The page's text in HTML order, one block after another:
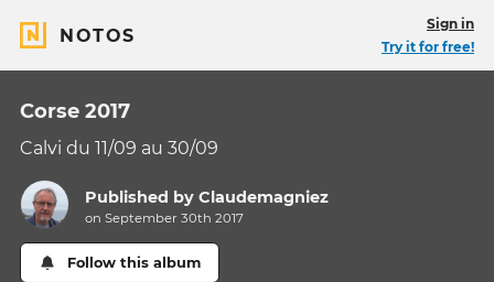
NOTOS
Sign in
Try it for free!
Corse 2017
Calvi du 11/09 au 30/09
Published byClaudemagniez
on September 30th 2017
Follow this album